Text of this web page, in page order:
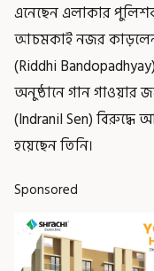
এনেছেন এলাকার
আচমকাই নজর কাড়লেন
(Riddhi
অনুষ্ঠানে গান গাওয়ার
(Indranil Sen) বিরুদ্ধে
হয়েছেন তিনি।
Sponsored